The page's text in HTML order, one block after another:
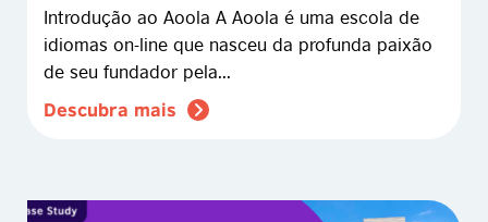
como seu exame de saída
Introdução ao Aoola A Aoola é uma escola de
idiomas on-line que nasceu da profunda paixão
de seu fundador pela...
Descubra mais